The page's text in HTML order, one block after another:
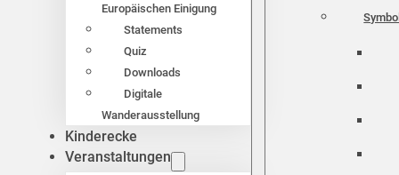
Europäischen Einigung
Statements
Quiz
Downloads
Digitale
Wanderausstellung
Kinderecke
Veranstaltungen